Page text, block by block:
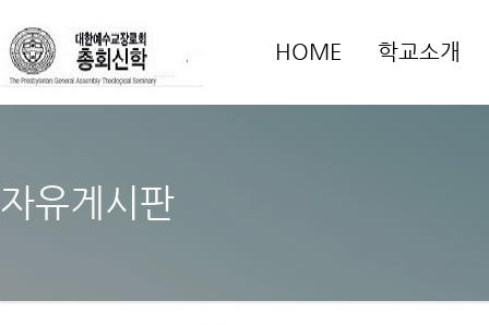
HOME 학교소개
자유게시판